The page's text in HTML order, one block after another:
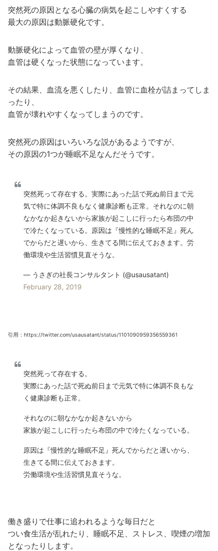
突然死の原因となる心臓の病気を起こしやすくする
最大の原因は動脈硬化です。
動脈硬化によって血管の壁が厚くなり、
血管は硬くなった状態になっています。
その結果、血流を悪くしたり、血管に血栓が詰まってしま
ったり、
血管が壊れやすくなってしまうのです。
突然死の原因はいろいろな説があるようですが、
その原因の1つが睡眠不足なんだそうです。
突然死って存在する。実際にあった話で死ぬ前日まで元
気で特に体調不良もなく健康診断も正常。それなのに朝
なかなか起きないから家族が起こしに行ったら布団の中
で冷たくなっている。原因は『慢性的な睡眠不足』死ん
でからだと遅いから、生きてる間に伝えておきます。労
働環境や生活習慣見直そうな。
— うさぎの社長コンサルタント (@usausatant)
February 28, 2019
引用：https://twitter.com/usausatant/status/1101090959356559361
突然死って存在する。
実際にあった話で死ぬ前日まで元気で特に体調不良もな
く健康診断も正常。
それなのに朝なかなか起きないから
家族が起こしに行ったら布団の中で冷たくなっている。
原因は『慢性的な睡眠不足』死んでからだと遅いから、
生きてる間に伝えておきます。
労働環境や生活習慣見直そうな。
働き盛りで仕事に追われるような毎日だと
つい食生活が乱れたり、睡眠不足、ストレス、喫煙の増加
となったりします。